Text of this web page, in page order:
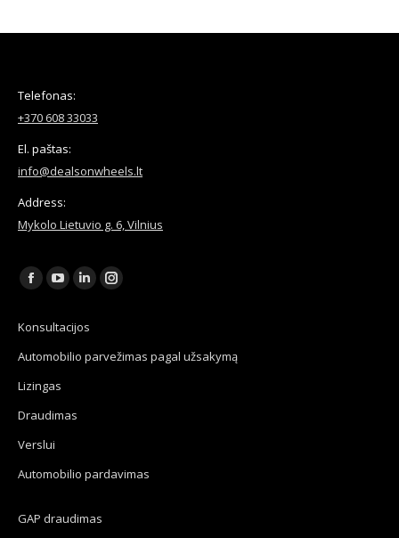
Telefonas:
+370 608 33033
El. paštas:
info@dealsonwheels.lt
Address:
Mykolo Lietuvio g. 6, Vilnius
Find us on:
Facebook
opens
in
new
YouTube
opens
in
new
Linkedin
opens
in
Instagram
in
Konsultacijos
Automobilio parvežimas pagal užsakymą
Lizingas
Draudimas
Verslui
Automobilio pardavimas
GAP draudimas